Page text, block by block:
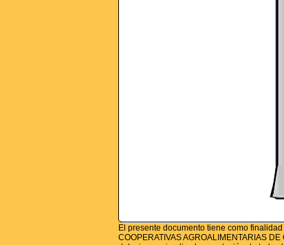
El presente documento tiene como
COOPERATIVAS AGROALIMENTARIAS